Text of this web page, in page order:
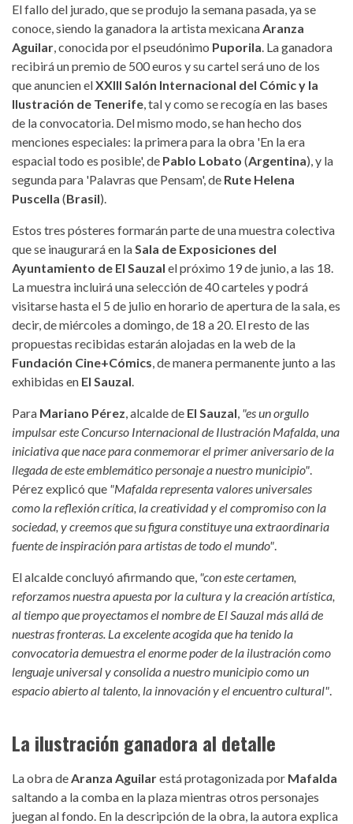
El fallo del jurado, que se produjo la semana pasada, ya se
conoce, siendo la ganadora la artista mexicanaAranza
Aguilar, conocida por el pseudónimo Puporila. La ganadora
recibirá un premio de 500 euros y su cartel será uno de los
que anuncien elXXIII Salón Internacional del Cómic y la
Ilustración de Tenerife, tal y como se recogía en las bases
de la convocatoria. Del mismo modo, se han hecho dos
menciones especiales: la primera para la obra 'En la era
espacial todo es posible', de Pablo Lobato (Argentina), y la
segunda para 'Palavras que Pensam', de Rute Helena
Puscella (Brasil).
Estos tres pósteres formarán parte de una muestra colectiva
que se inaugurará en laSala de Exposiciones del
Ayuntamiento de El Sauzal el próximo 19 de junio, a las 18.
La muestra incluirá una selección de 40 carteles y podrá
visitarse hasta el 5 de julio en horario de apertura de la sala, es
decir, de miércoles a domingo, de 18 a 20. El resto de las
propuestas recibidas estarán alojadas en la web de la
Fundación Cine+Cómics, de manera permanente junto a las
exhibidas en El Sauzal.
Para Mariano Pérez, alcalde de El Sauzal, "es un orgullo
impulsar este Concurso Internacional de Ilustración Mafalda, una
iniciativa que nace para conmemorar el primer aniversario de la
llegada de este emblemático personaje a nuestro municipio".
Pérez explicó que "Mafalda representa valores universales
como la reflexión crítica, la creatividad y el compromiso con la
sociedad, y creemos que su figura constituye una extraordinaria
fuente de inspiración para artistas de todo el mundo".
El alcalde concluyó afirmando que, "con este certamen,
reforzamos nuestra apuesta por la cultura y la creación artística,
al tiempo que proyectamos el nombre de El Sauzal más allá de
nuestras fronteras. La excelente acogida que ha tenido la
convocatoria demuestra el enorme poder de la ilustración como
lenguaje universal y consolida a nuestro municipio como un
espacio abierto al talento, la innovación y el encuentro cultural".
La ilustración ganadora al detalle
La obra deAranza Aguilarestá protagonizada por Mafalda
saltando a la comba en la plaza mientras otros personajes
juegan al fondo. En la descripción de la obra, la autora explica